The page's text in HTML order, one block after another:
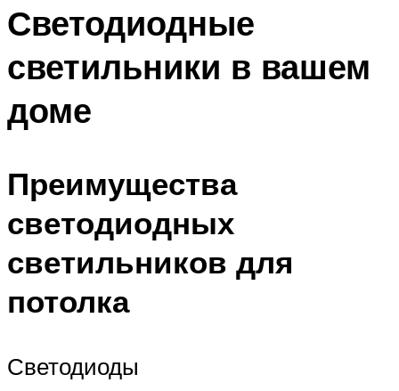
Светодиодные
светильники в вашем
доме
Преимущества
светодиодных
светильников для
потолка
Светодиоды